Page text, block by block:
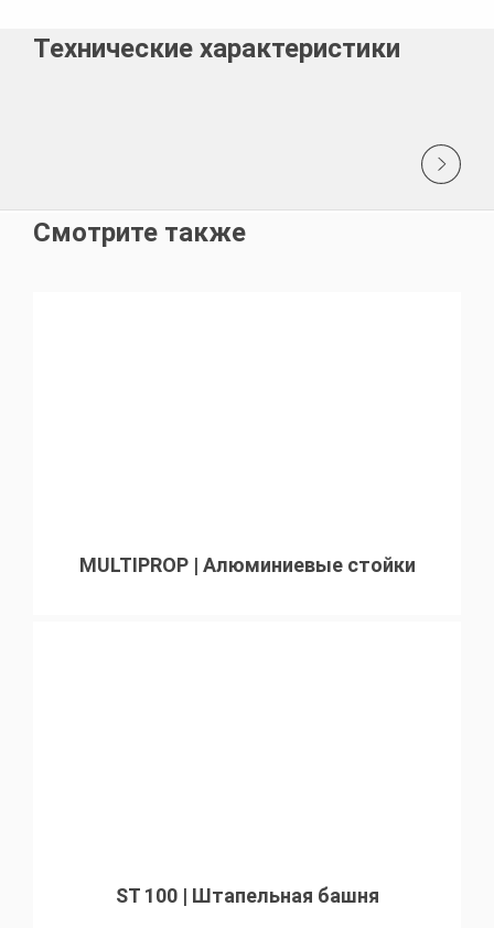
Технические характеристики
Смотрите также
MULTIPROP | Алюминиевые стойки
ST 100 | Штапельная башня